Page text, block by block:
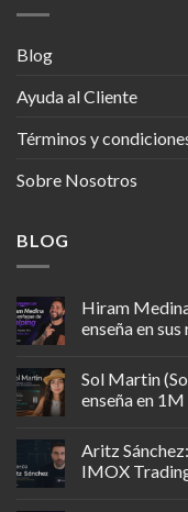
Blog
Ayuda al Cliente
Términos y
Sobre Nosotros
BLOG
Hiram
enseña en
Sol Martin
enseña en
Aritz
IMOX